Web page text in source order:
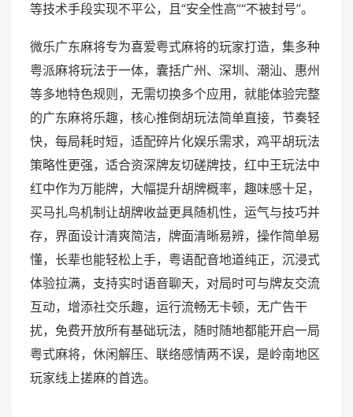
等技术手段实现不平公，且“安全性高”“不被封号”。
微乐广东麻将专为喜爱粤式麻将的玩家打造，集多种
粤派麻将玩法于一体，囊括广州、深圳、潮汕、惠州
等多地特色规则，无需切换多个应用，就能体验完整
的广东麻将乐趣，核心推倒胡玩法简单直接，节奏轻
快，每局耗时短，适配碎片化娱乐需求，鸡平胡玩法
策略性更强，适合资深牌友切磋牌技，红中王玩法中
红中作为万能牌，大幅提升胡牌概率，趣味感十足，
买马扎鸟机制让胡牌收益更具随机性，运气与技巧并
存，界面设计清爽简洁，牌面清晰易辨，操作简单易
懂，长辈也能轻松上手，粤语配音地道纯正，沉浸式
体验拉满，支持实时语音聊天，对局时可与牌友交流
互动，增添社交乐趣，运行流畅无卡顿，无广告干
扰，免费开放所有基础玩法，随时随地都能开启一局
粤式麻将，休闲解压、联络感情两不误，是岭南地区
玩家线上搓麻的首选。